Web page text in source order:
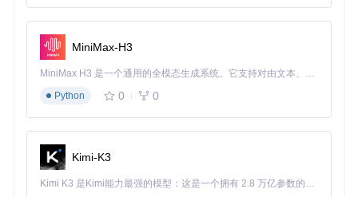
隐私保护与合规风险
医疗数据包含患者身份证号、疾病史等敏感信息，直接使用原
始数据训练模型将违反《个人信息保护法》第41条关于敏感个
人信息处理的规定。某医疗AI公司因未充分脱敏处理训练数
护已成为医疗大模型开发的必备环节，而非可选项。
[ ] 识别数据集中18类核心敏感字段
[ ] 检查现有脱敏方案是否符合《健康医疗数据安全指南》
[ ] 验证脱敏后数据的临床信息保留度
💡 实操提示：采用"数据可用不可见"原则，优先使用差分隐
MiniMax-H3
MiniMax H3 是一个通用的全模态生成系统。它支持对由文本、图像、视频和音频组成的多模态上下文进行统一理解，并能生成分辨率高达 2K、时长可达 15 秒的带原生立体声音频的视频。得益于面向任务泛化的系统设计，H3 在预训练阶段就已具备广泛的多模态上下文理解与生成能力，能够出色地执行复杂的多模态指令。
Python
0 0
Kimi-K3
Kimi K3 是Kimi能力最强的模型：这是一个拥有 2.8 万亿参数的混合专家（MoE）模型，具备原生视觉理解能力，并支持 100 万 token 的上下文窗口。